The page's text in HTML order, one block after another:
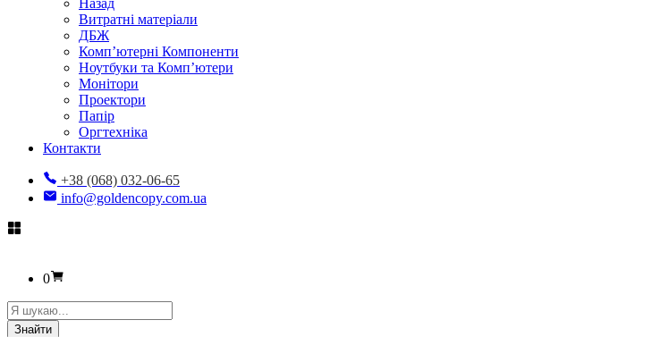
Назад
Витратні матеріали
ДБЖ
Комп’ютерні Компоненти
Ноутбуки та Комп’ютери
Монітори
Проектори
Папір
Оргтехніка
Контакти
+38 (068) 032-06-65
info@goldencopy.com.ua
0
Пошук
товарів
Знайти